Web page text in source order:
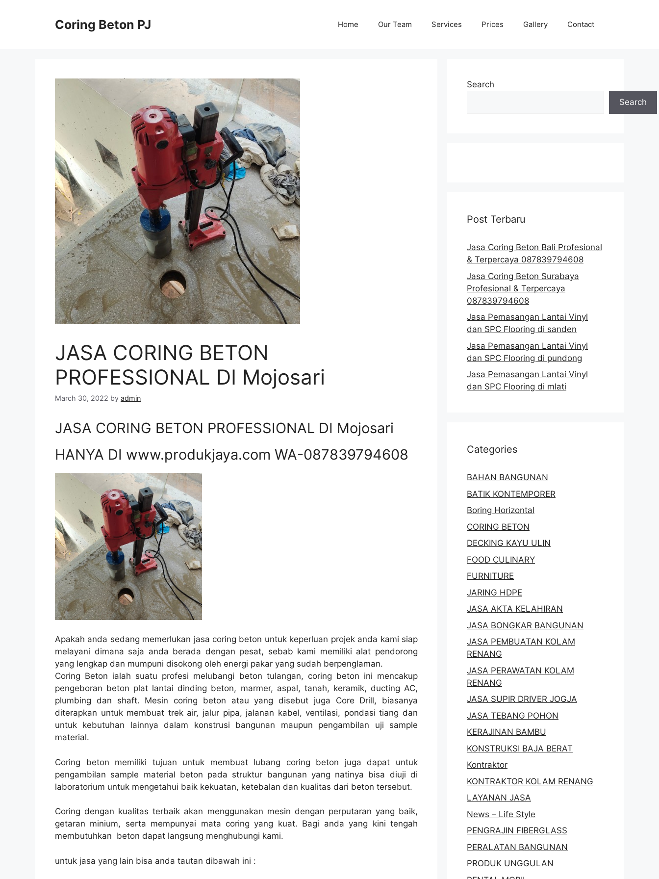
Coring Beton PJ Home Our Team Services Prices Gallery Contact
JASA CORING BETON
PROFESSIONAL DI Mojosari
March 30, 2022 by admin
JASA CORING BETON PROFESSIONAL DI Mojosari
HANYA DI www.produkjaya.com WA-087839794608
Apakah anda sedang memerlukan jasa coring beton untuk keperluan projek anda kami siap
melayani dimana saja anda berada dengan pesat, sebab kami memiliki alat pendorong
yang lengkap dan mumpuni disokong oleh energi pakar yang sudah berpenglaman.
Coring Beton ialah suatu profesi melubangi beton tulangan, coring beton ini mencakup
pengeboran beton plat lantai dinding beton, marmer, aspal, tanah, keramik, ducting AC,
plumbing dan shaft. Mesin coring beton atau yang disebut juga Core Drill, biasanya
diterapkan untuk membuat trek air, jalur pipa, jalanan kabel, ventilasi, pondasi tiang dan
untuk kebutuhan lainnya dalam konstrusi bangunan maupun pengambilan uji sample
material.
Coring beton memiliki tujuan untuk membuat lubang coring beton juga dapat untuk
pengambilan sample material beton pada struktur bangunan yang natinya bisa diuji di
laboratorium untuk mengetahui baik kekuatan, ketebalan dan kualitas dari beton tersebut.
Coring dengan kualitas terbaik akan menggunakan mesin dengan perputaran yang baik,
getaran minium, serta mempunyai mata coring yang kuat. Bagi anda yang kini tengah
membutuhkan beton dapat langsung menghubungi kami.
untuk jasa yang lain bisa anda tautan dibawah ini :
Search
Search
Post Terbaru
Jasa Coring Beton Bali Profesional
& Terpercaya 087839794608
Jasa Coring Beton Surabaya
Profesional & Terpercaya
087839794608
Jasa Pemasangan Lantai Vinyl
dan SPC Flooring di sanden
Jasa Pemasangan Lantai Vinyl
dan SPC Flooring di pundong
Jasa Pemasangan Lantai Vinyl
dan SPC Flooring di mlati
Categories
BAHAN BANGUNAN
BATIK KONTEMPORER
Boring Horizontal
CORING BETON
DECKING KAYU ULIN
FOOD CULINARY
FURNITURE
JARING HDPE
JASA AKTA KELAHIRAN
JASA BONGKAR BANGUNAN
JASA PEMBUATAN KOLAM
RENANG
JASA PERAWATAN KOLAM
RENANG
JASA SUPIR DRIVER JOGJA
JASA TEBANG POHON
KERAJINAN BAMBU
KONSTRUKSI BAJA BERAT
Kontraktor
KONTRAKTOR KOLAM RENANG
LAYANAN JASA
News – Life Style
PENGRAJIN FIBERGLASS
PERALATAN BANGUNAN
PRODUK UNGGULAN